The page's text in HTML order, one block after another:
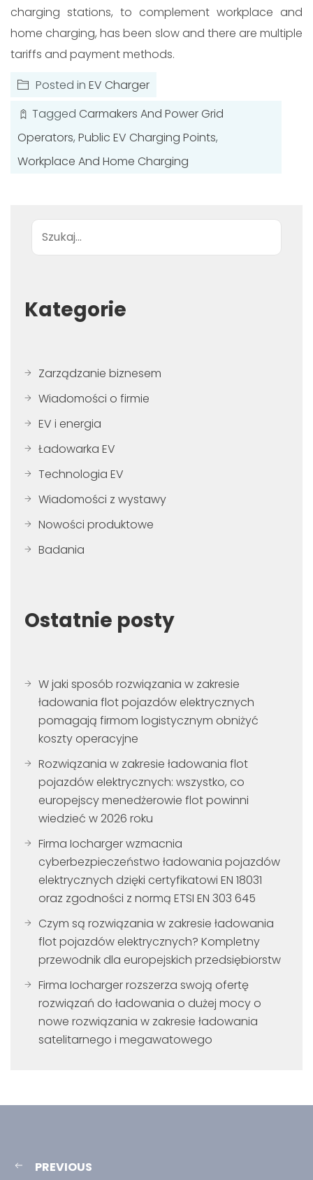
charging stations, to complement workplace and
home charging, has been slow and there are multiple
tariffs and payment methods.
Posted in EV Charger
Tagged Carmakers And Power Grid
Operators, Public EV Charging Points,
Workplace And Home Charging
Wyszukiwanie
Kategorie
Zarządzanie biznesem
Wiadomości o firmie
EV i energia
Ładowarka EV
Technologia EV
Wiadomości z wystawy
Nowości produktowe
Badania
Ostatnie posty
W jaki sposób rozwiązania w zakresie
ładowania flot pojazdów elektrycznych
pomagają firmom logistycznym obniżyć
koszty operacyjne
Rozwiązania w zakresie ładowania flot
pojazdów elektrycznych: wszystko, co
europejscy menedżerowie flot powinni
wiedzieć w 2026 roku
Firma Iocharger wzmacnia
cyberbezpieczeństwo ładowania pojazdów
elektrycznych dzięki certyfikatowi EN 18031
oraz zgodności z normą ETSI EN 303 645
Czym są rozwiązania w zakresie ładowania
flot pojazdów elektrycznych? Kompletny
przewodnik dla europejskich przedsiębiorstw
Firma Iocharger rozszerza swoją ofertę
rozwiązań do ładowania o dużej mocy o
nowe rozwiązania w zakresie ładowania
satelitarnego i megawatowego
PREVIOUS